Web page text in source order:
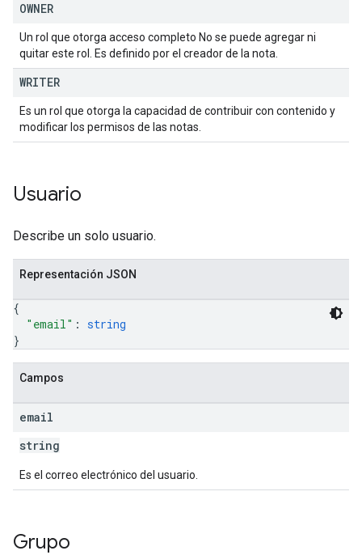
OWNER
Un rol que otorga acceso completo No se puede agregar ni
quitar este rol. Es definido por el creador de la nota.
WRITER
Es un rol que otorga la capacidad de contribuir con contenido y
modificar los permisos de las notas.
Usuario
Describe un solo usuario.
Representación JSON
{
"email" : string
}
Campos
email
string
Es el correo electrónico del usuario.
Grupo